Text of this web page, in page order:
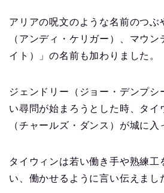
アリアの呪文のような名前のつぶ
（アンディ・ケリガー）、マウ
イト）」の名前も加わりました。
ジェンドリー（ジョー・デンプシ
い尋問が始まろうとした時、タイ
（チャールズ・ダンス）が城に入
タイウィンは若い働き手や熟練工
い、働かせるように言い伝えまし